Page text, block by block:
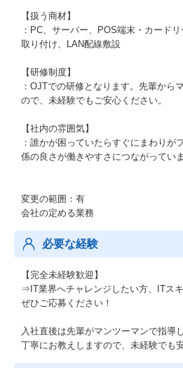
【扱う商材】
：PC、サーバー、POS端末・カード
取り付け、LAN配線敷設
【研修制度】
：OJTでの研修となります。先輩から
ので、未経験でもご安心ください。
【社内の雰囲気】
：誰かが困っていたらすぐにまわりが
係の良さが働きやすさにつながっていま
変更の範囲：有
会社の定める業務
必要な経験
【完全未経験歓迎】
⇒IT業界へチャレンジしたい方、ITス
ぜひご応募ください！
入社直後は先輩がマンツーマンで指導し
丁寧にお教えしますので、未経験でも